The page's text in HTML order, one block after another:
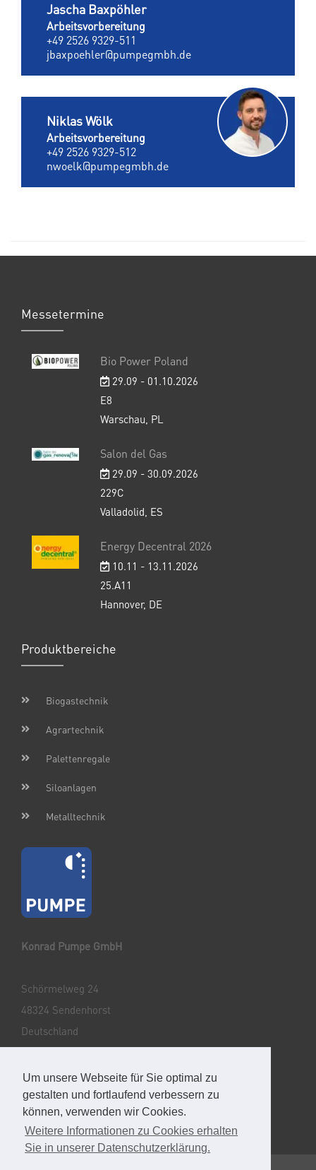
Um unsere Webseite für Sie optimal zu
gestalten und fortlaufend verbessern zu
können, verwenden wir Cookies.
Weitere Informationen zu Cookies erhalten
Sie in unserer Datenschutzerklärung.
Jascha Baxpöhler
Arbeitsvorbereitung
+49 2526 9329-511
jbaxpoehler@pumpegmbh.de
Niklas Wölk
Arbeitsvorbereitung
+49 2526 9329-512
nwoelk@pumpegmbh.de
Messetermine
Bio Power Poland
29.09 - 01.10.2026
E8
Warschau, PL
Salon del Gas
29.09 - 30.09.2026
229C
Valladolid, ES
Energy Decentral 2026
10.11 - 13.11.2026
25.A11
Hannover, DE
Produktbereiche
Biogastechnik
Agrartechnik
Palettenregale
Siloanlagen
Metalltechnik
Konrad Pumpe GmbH
Schörmelweg 24
48324 Sendenhorst
Deutschland
Tel: +49 2526 9329-0
E-Mail: info@pumpegmbh.de